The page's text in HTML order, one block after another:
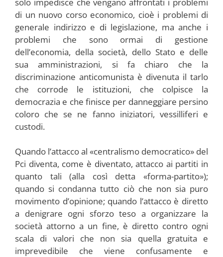
di un nuovo corso economico, cioè i problemi di
generale indirizzo e di legislazione, ma anche i
problemi che sono ormai di gestione
dell’economia, della società, dello Stato e delle
sua amministrazioni, si fa chiaro che la
discriminazione anticomunista è divenuta il tarlo
che corrode le istituzioni, che colpisce la
democrazia e che finisce per danneggiare persino
coloro che se ne fanno iniziatori, vessilliferi e
custodi.
Quando l’attacco al «centralismo democratico» del
Pci diventa, come è diventato, attacco ai partiti in
quanto tali (alla così detta «forma-partito»);
quando si condanna tutto ciò che non sia puro
movimento d’opinione; quando l’attacco è diretto
a denigrare ogni sforzo teso a organizzare la
società attorno a un fine, è diretto contro ogni
scala di valori che non sia quella gratuita e
imprevedibile che viene confusamente e